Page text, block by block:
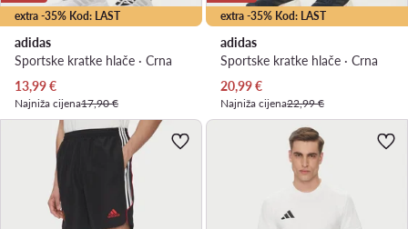
extra -35% Kod: LAST
adidas
Sportske kratke hlače · Crna
Trenutna cijena
13,99€
Najniža cijena17,90 €
extra -35% Kod: LAST
adidas
Sportske kratke hlače · Crna
Trenutna cijena
20,99€
Najniža cijena22,99 €